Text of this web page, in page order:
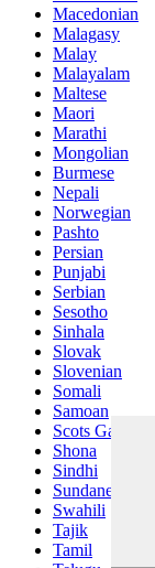
Macedonian
Malagasy
Malay
Malayalam
Maltese
Maori
Marathi
Mongolian
Burmese
Nepali
Norwegian
Pashto
Persian
Punjabi
Serbian
Sesotho
Sinhala
Slovak
Slovenian
Somali
Samoan
Scots Gaelic
Shona
Sindhi
Sundanese
Swahili
Tajik
Tamil